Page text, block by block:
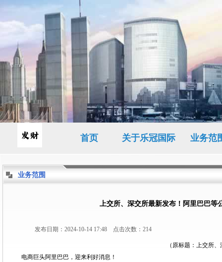
首页 关于乐冠国际 业务范
业务范围
上交所、深交所最新发布！阿里巴巴等
发布日期：2024-10-14 17:48 点击次数：214
（原标题：上交所
电商巨头阿里巴巴，迎来利好消息！